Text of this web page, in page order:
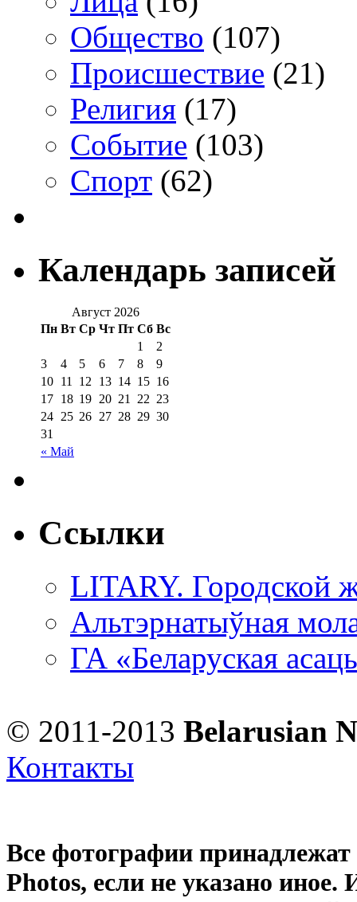
Общество (107)
Происшествие (21)
Религия (17)
Событие (103)
Спорт (62)
Календарь записей
Август 2026
Пн Вт Ср Чт Пт Сб Вс
« Май
1
2
3
4 5 6 7 8
9
10 11 12 13 14 15 16
17 18 19 20 21 22 23
24 25 26 27 28 29 30
31
Ссылки
LITARY. Городской
Альтэрнатыўная
ГА «Беларуская
© 2011-2013 Belarusian
Контакты
Все фотографии
Photos, если не указано иное.